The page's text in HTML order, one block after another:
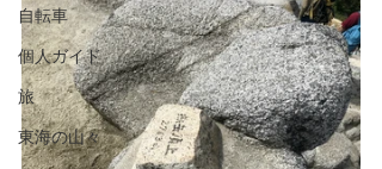
自転車
個人ガイド
旅
東海の山々